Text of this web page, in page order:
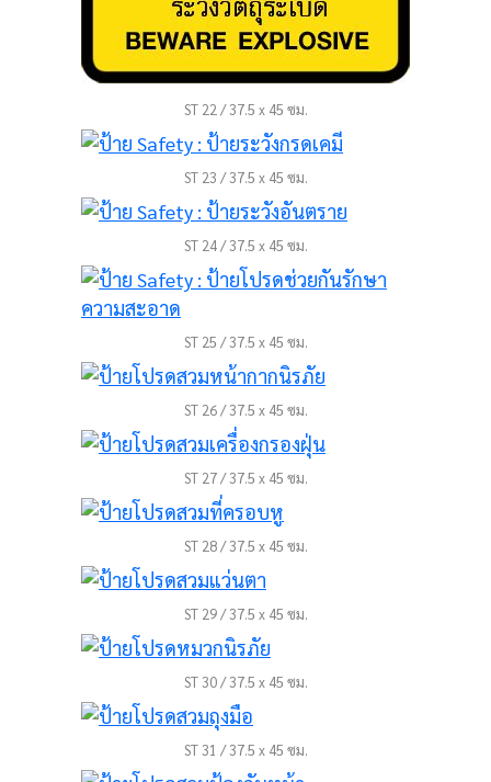
ST 22 / 37.5 x 45 ซม.
ST 23 / 37.5 x 45 ซม.
ST 24 / 37.5 x 45 ซม.
ST 25 / 37.5 x 45 ซม.
ST 26 / 37.5 x 45 ซม.
ST 27 / 37.5 x 45 ซม.
ST 28 / 37.5 x 45 ซม.
ST 29 / 37.5 x 45 ซม.
ST 30 / 37.5 x 45 ซม.
ST 31 / 37.5 x 45 ซม.